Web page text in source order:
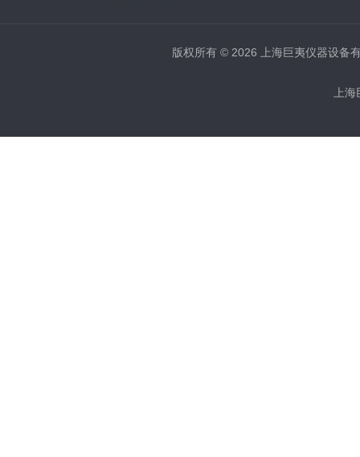
版权所有 © 2026 上海巨夷仪器设
上